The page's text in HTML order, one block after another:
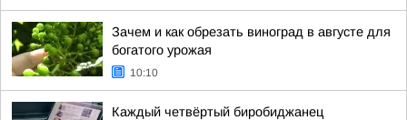
Зачем и как обрезать виноград в августе для
богатого урожая
10:10
Каждый четвёртый биробиджанец